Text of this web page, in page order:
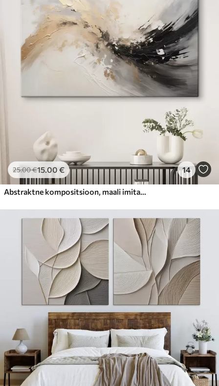
25.00€15.00 € 14
Abstraktne kompositsioon, maali imitatsioon